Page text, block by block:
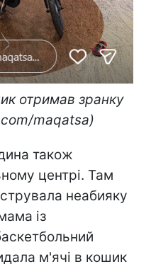
отримав зранку
maqatsa)
також
центрі. Там
неабияку
із
м'ячі в кошик